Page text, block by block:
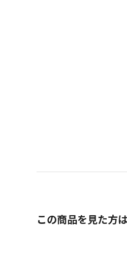
この商品を見た方